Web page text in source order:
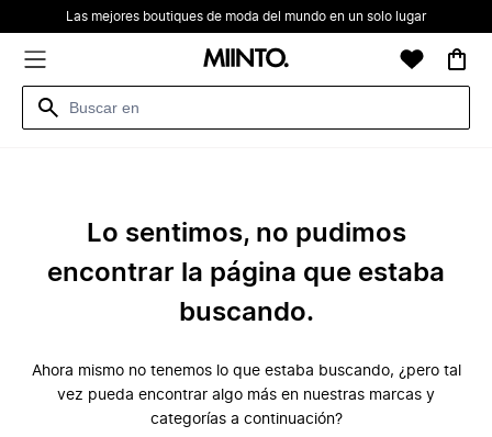
Las mejores boutiques de moda del mundo en un solo lugar
Lo sentimos, no pudimos
encontrar la página que estaba
buscando.
Ahora mismo no tenemos lo que estaba buscando, ¿pero tal
vez pueda encontrar algo más en nuestras marcas y
categorías a continuación?